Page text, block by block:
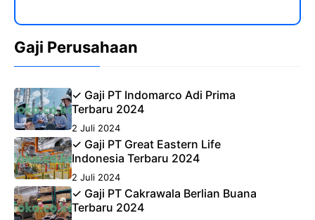
Gaji Perusahaan
✓ Gaji PT Indomarco Adi Prima
Terbaru 2024
2 Juli 2024
✓ Gaji PT Great Eastern Life
Indonesia Terbaru 2024
2 Juli 2024
✓ Gaji PT Cakrawala Berlian Buana
Terbaru 2024